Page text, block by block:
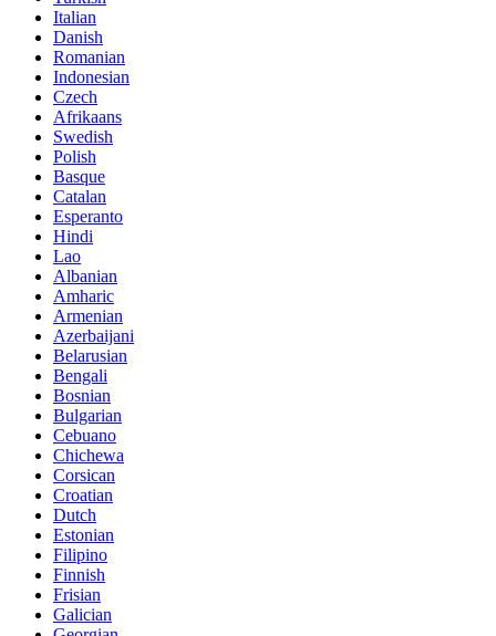
Italian
Danish
Romanian
Indonesian
Czech
Afrikaans
Swedish
Polish
Basque
Catalan
Esperanto
Hindi
Lao
Albanian
Amharic
Armenian
Azerbaijani
Belarusian
Bengali
Bosnian
Bulgarian
Cebuano
Chichewa
Corsican
Croatian
Dutch
Estonian
Filipino
Finnish
Frisian
Galician